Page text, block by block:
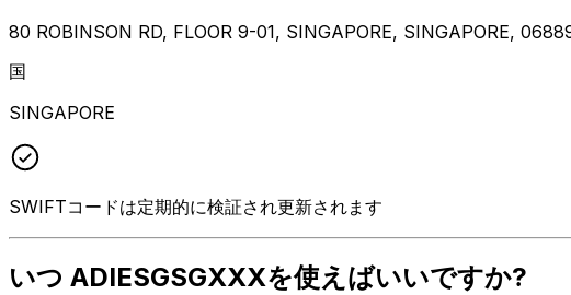
80 ROBINSON RD, FLOOR 9-01, SINGAPORE, SINGAPORE,
国
SINGAPORE
SWIFTコードは定期的に検証され更新されます
いつ ADIESGSGXXXを使えばいいですか?